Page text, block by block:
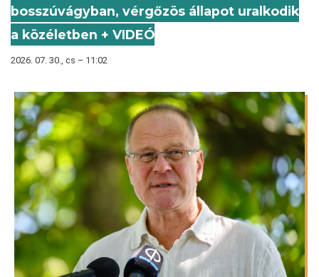
bosszúvágyban, vérgőzös állapot uralkodik
a közéletben + VIDEÓ
2026. 07. 30., cs – 11:02